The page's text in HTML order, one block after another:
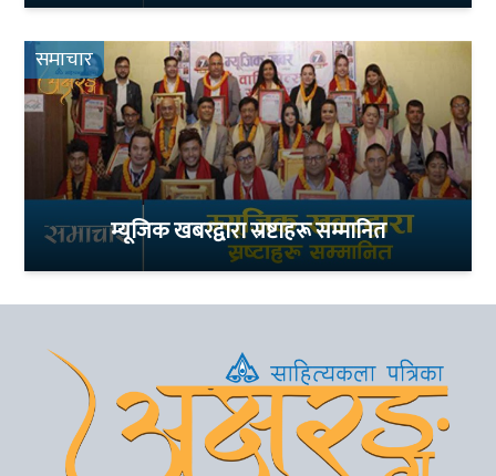
समाचार
म्यूजिक खबरद्वारा स्रष्टाहरू सम्मानित